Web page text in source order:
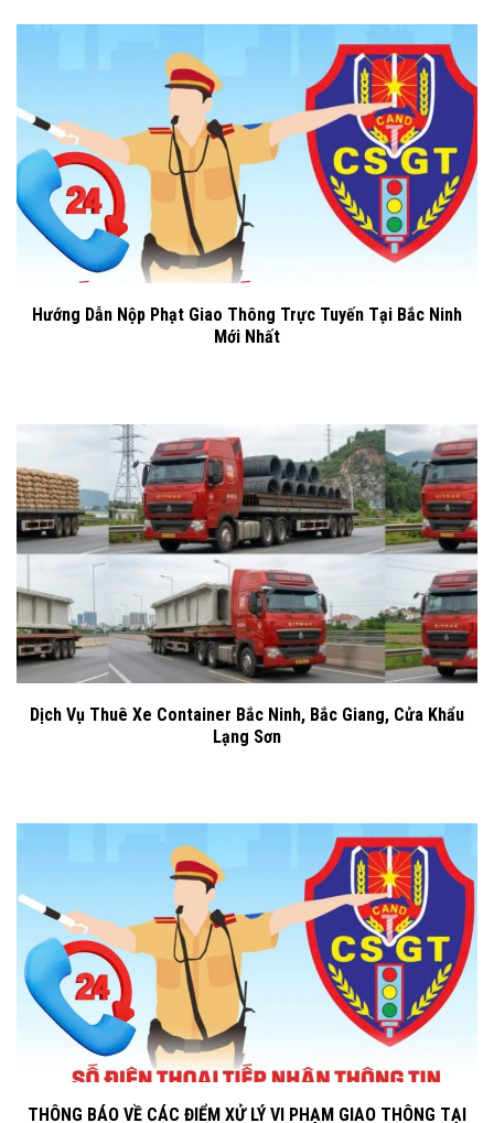
Hướng Dẫn Nộp Phạt Giao Thông Trực Tuyến Tại Bắc Ninh
Mới Nhất
Dịch Vụ Thuê Xe Container Bắc Ninh, Bắc Giang, Cửa Khẩu
Lạng Sơn
THÔNG BÁO VỀ CÁC ĐIỂM XỬ LÝ VI PHẠM GIAO THÔNG TẠI